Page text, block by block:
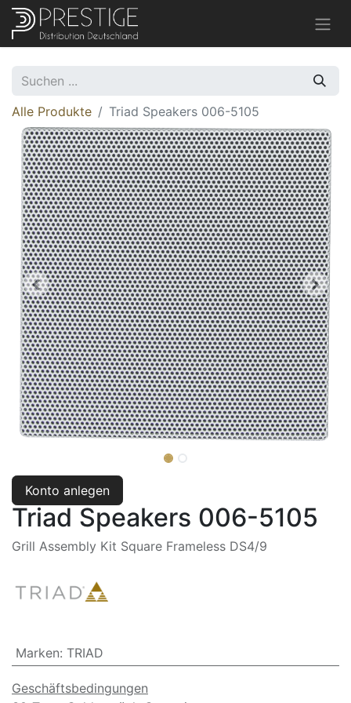
Alle Produkte Triad Speakers 006-5105
Konto anlegen
Triad Speakers 006-5105
Grill Assembly Kit Square Frameless DS4/9
Marken: TRIAD
Geschäftsbedingungen